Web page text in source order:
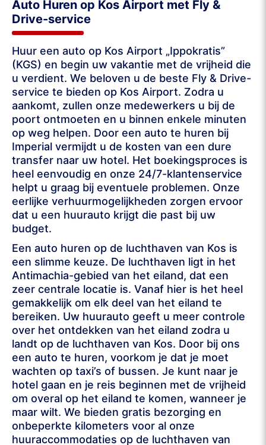
Auto Huren op Kos Airport met Fly &
Drive-service
Huur een auto op Kos Airport „Ippokratis”
(KGS) en begin uw vakantie met de vrijheid die
u verdient. We beloven u de beste Fly & Drive-
service te bieden op Kos Airport. Zodra u
aankomt, zullen onze medewerkers u bij de
poort ontmoeten en u binnen enkele minuten
op weg helpen. Door een auto te huren bij
Imperial vermijdt u de kosten van een dure
transfer naar uw hotel. Het boekingsproces is
heel eenvoudig en onze 24/7-klantenservice
helpt u graag bij eventuele problemen. Onze
eerlijke verhuurmogelijkheden zorgen ervoor
dat u een huurauto krijgt die past bij uw
budget.
Een auto huren op de luchthaven van Kos is
een slimme keuze. De luchthaven ligt in het
Antimachia-gebied van het eiland, dat een
zeer centrale locatie is. Vanaf hier is het heel
gemakkelijk om elk deel van het eiland te
bereiken. Uw huurauto geeft u meer controle
over het ontdekken van het eiland zodra u
landt op de luchthaven van Kos. Door bij ons
een auto te huren, voorkom je dat je moet
wachten op taxi’s of bussen. Je kunt naar je
hotel gaan en je reis beginnen met de vrijheid
om overal op het eiland te komen, wanneer je
maar wilt. We bieden gratis bezorging en
onbeperkte kilometers voor al onze
huuraccommodaties op de luchthaven van